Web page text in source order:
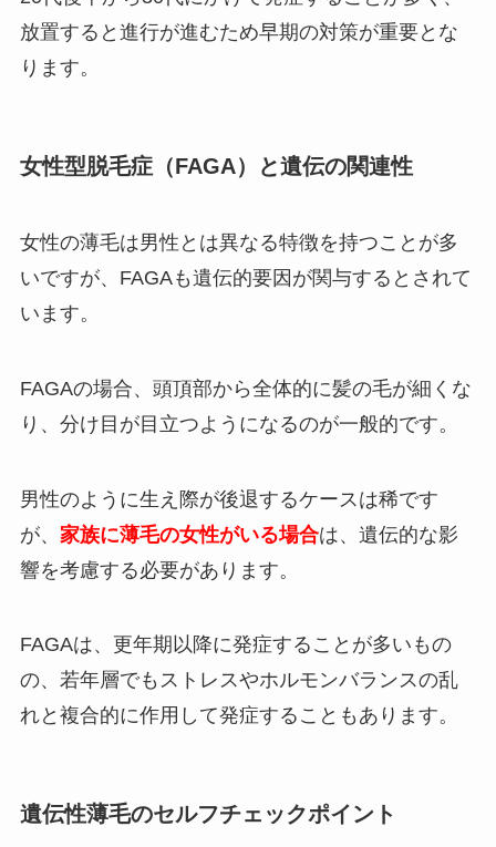
放置すると進行が進むため早期の対策が重要とな
ります。
女性型脱毛症（FAGA）と遺伝の関連性
女性の薄毛は男性とは異なる特徴を持つことが多
いですが、FAGAも遺伝的要因が関与するとされて
います。
FAGAの場合、頭頂部から全体的に髪の毛が細くな
り、分け目が目立つようになるのが一般的です。
男性のように生え際が後退するケースは稀です
が、 家族に薄毛の女性がいる場合は、遺伝的な影
響を考慮する必要があります。
FAGAは、更年期以降に発症することが多いもの
の、若年層でもストレスやホルモンバランスの乱
れと複合的に作用して発症することもあります。
遺伝性薄毛のセルフチェックポイント